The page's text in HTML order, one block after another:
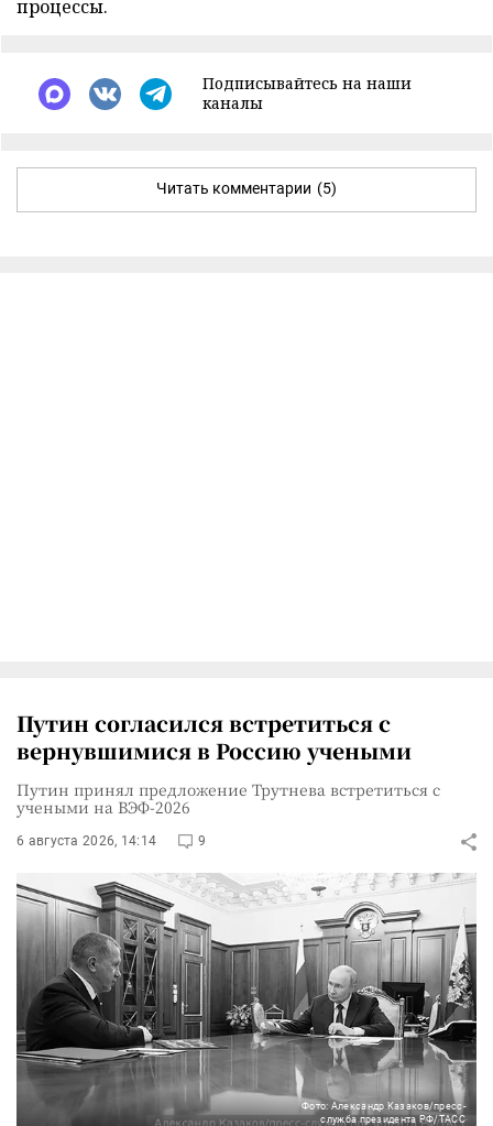
процессы.
Подписывайтесь на наши
каналы
Читать комментарии (5)
Путин согласился встретиться с
вернувшимися в Россию учеными
Путин принял предложение Трутнева встретиться с
учеными на ВЭФ-2026
6 августа 2026, 14:14 9
Фото: Александр Казаков/пресс-
служба президента РФ/ТАСС